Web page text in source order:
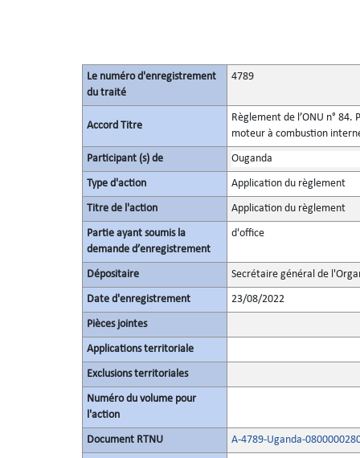
Le numéro d'enregistrement
du traité
4789
Accord Titre
Règlement de l’ONU n°
moteur à combustion
Participant (s) de Ouganda
Type d'action Application du règlement
Titre de l'action Application du règlement
Partie ayant soumis la
demande d’enregistrement
d'office
Dépositaire Secrétaire général de
Date d'enregistrement 23/08/2022
Pièces jointes
Applications territoriale
Exclusions territoriales
Numéro du volume pour
l'action
Document RTNU A-4789-Uganda-